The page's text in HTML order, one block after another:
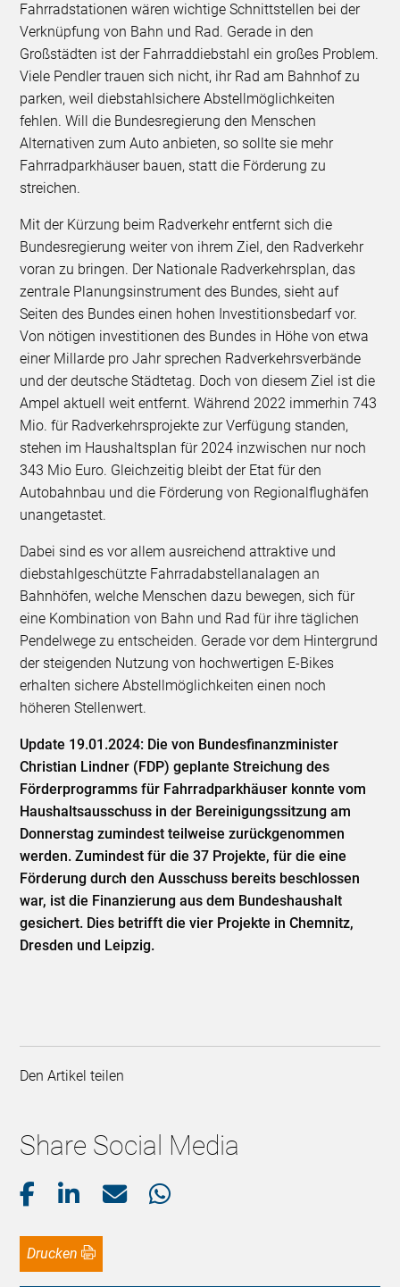
Fahrradstationen wären wichtige Schnittstellen bei der
Verknüpfung von Bahn und Rad. Gerade in den
Großstädten ist der Fahrraddiebstahl ein großes Problem.
Viele Pendler trauen sich nicht, ihr Rad am Bahnhof zu
parken, weil diebstahlsichere Abstellmöglichkeiten
fehlen. Will die Bundesregierung den Menschen
Alternativen zum Auto anbieten, so sollte sie mehr
Fahrradparkhäuser bauen, statt die Förderung zu
streichen.
Mit der Kürzung beim Radverkehr entfernt sich die
Bundesregierung weiter von ihrem Ziel, den Radverkehr
voran zu bringen. Der Nationale Radverkehrsplan, das
zentrale Planungsinstrument des Bundes, sieht auf
Seiten des Bundes einen hohen Investitionsbedarf vor.
Von nötigen investitionen des Bundes in Höhe von etwa
einer Millarde pro Jahr sprechen Radverkehrsverbände
und der deutsche Städtetag. Doch von diesem Ziel ist die
Ampel aktuell weit entfernt. Während 2022 immerhin 743
Mio. für Radverkehrsprojekte zur Verfügung standen,
stehen im Haushaltsplan für 2024 inzwischen nur noch
343 Mio Euro. Gleichzeitig bleibt der Etat für den
Autobahnbau und die Förderung von Regionalflughäfen
unangetastet.
Dabei sind es vor allem ausreichend attraktive und
diebstahlgeschützte Fahrradabstellanalagen an
Bahnhöfen, welche Menschen dazu bewegen, sich für
eine Kombination von Bahn und Rad für ihre täglichen
Pendelwege zu entscheiden. Gerade vor dem Hintergrund
der steigenden Nutzung von hochwertigen E-Bikes
erhalten sichere Abstellmöglichkeiten einen noch
höheren Stellenwert.
Update 19.01.2024: Die von Bundesfinanzminister
Christian Lindner (FDP) geplante Streichung des
Förderprogramms für Fahrradparkhäuser konnte vom
Haushaltsausschuss in der Bereinigungssitzung am
Donnerstag zumindest teilweise zurückgenommen
werden. Zumindest für die 37 Projekte, für die eine
Förderung durch den Ausschuss bereits beschlossen
war, ist die Finanzierung aus dem Bundeshaushalt
gesichert. Dies betrifft die vier Projekte in Chemnitz,
Dresden und Leipzig.
Den Artikel teilen
Share Social Media
Drucken